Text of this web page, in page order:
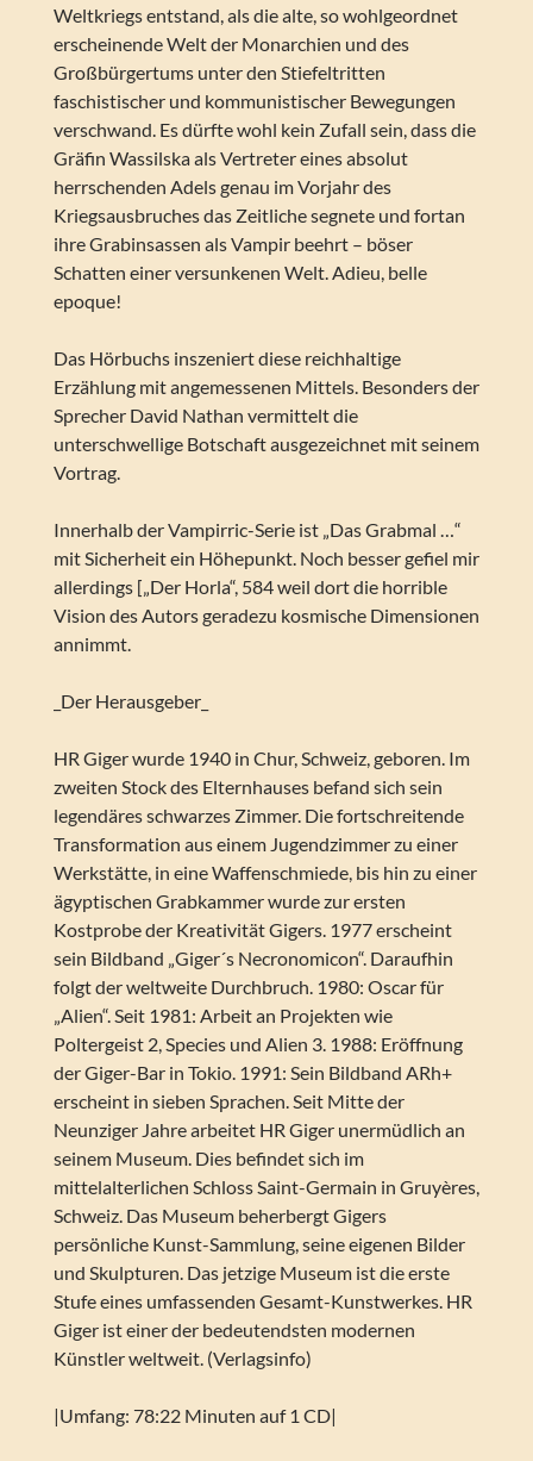
Weltkriegs entstand, als die alte, so wohlgeordnet
erscheinende Welt der Monarchien und des
Großbürgertums unter den Stiefeltritten
faschistischer und kommunistischer Bewegungen
verschwand. Es dürfte wohl kein Zufall sein, dass die
Gräfin Wassilska als Vertreter eines absolut
herrschenden Adels genau im Vorjahr des
Kriegsausbruches das Zeitliche segnete und fortan
ihre Grabinsassen als Vampir beehrt – böser
Schatten einer versunkenen Welt. Adieu, belle
epoque!
Das Hörbuchs inszeniert diese reichhaltige
Erzählung mit angemessenen Mittels. Besonders der
Sprecher David Nathan vermittelt die
unterschwellige Botschaft ausgezeichnet mit seinem
Vortrag.
Innerhalb der Vampirric-Serie ist „Das Grabmal …“
mit Sicherheit ein Höhepunkt. Noch besser gefiel mir
allerdings [„Der Horla“, 584 weil dort die horrible
Vision des Autors geradezu kosmische Dimensionen
annimmt.
_Der Herausgeber_
HR Giger wurde 1940 in Chur, Schweiz, geboren. Im
zweiten Stock des Elternhauses befand sich sein
legendäres schwarzes Zimmer. Die fortschreitende
Transformation aus einem Jugendzimmer zu einer
Werkstätte, in eine Waffenschmiede, bis hin zu einer
ägyptischen Grabkammer wurde zur ersten
Kostprobe der Kreativität Gigers. 1977 erscheint
sein Bildband „Giger´s Necronomicon“. Daraufhin
folgt der weltweite Durchbruch. 1980: Oscar für
„Alien“. Seit 1981: Arbeit an Projekten wie
Poltergeist 2, Species und Alien 3. 1988: Eröffnung
der Giger-Bar in Tokio. 1991: Sein Bildband ARh+
erscheint in sieben Sprachen. Seit Mitte der
Neunziger Jahre arbeitet HR Giger unermüdlich an
seinem Museum. Dies befindet sich im
mittelalterlichen Schloss Saint-Germain in Gruyères,
Schweiz. Das Museum beherbergt Gigers
persönliche Kunst-Sammlung, seine eigenen Bilder
und Skulpturen. Das jetzige Museum ist die erste
Stufe eines umfassenden Gesamt-Kunstwerkes. HR
Giger ist einer der bedeutendsten modernen
Künstler weltweit. (Verlagsinfo)
|Umfang: 78:22 Minuten auf 1 CD|